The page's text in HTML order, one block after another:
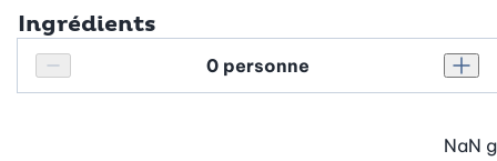
Ingrédients
Réduire le nombre de personnes
Personnes
NaN g